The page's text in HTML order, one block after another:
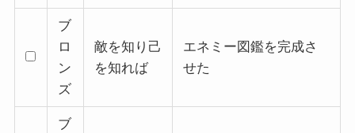
ブ
ロ
ン
ズ
敵を知り己
を知れば
エネミー図鑑を完成さ
せた
ブ